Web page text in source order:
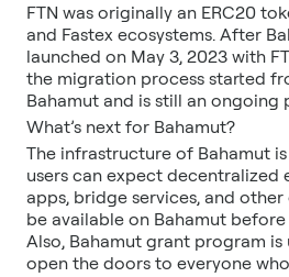
FTN was originally an ERC20
and Fastex ecosystems. After
launched on May 3, 2023 with
the migration process started
Bahamut and is still an ongoing
What’s next for Bahamut?
The infrastructure of Bahamut
users can expect decentralized
apps, bridge services, and
be available on Bahamut
Also, Bahamut grant program is
open the doors to everyone